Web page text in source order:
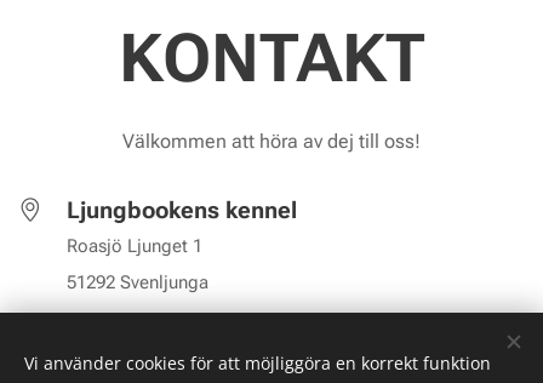
KONTAKT
Välkommen att höra av dej till oss!
Ljungbookens kennel
Roasjö Ljunget 1
51292 Svenljunga
Ewa Book: 070-516 20 43
Vi använder cookies för att möjliggöra en korrekt funktion